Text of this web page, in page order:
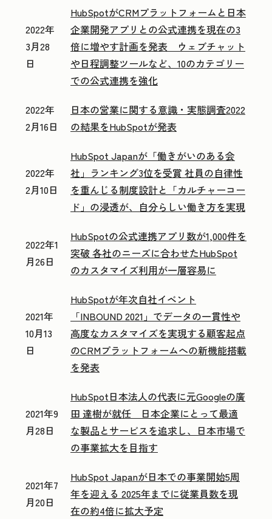
2022年
3月28
日
HubSpotがCRMプラットフォームと日本
企業開発アプリとの公式連携を現在の3
倍に増やす計画を発表 ウェブチャット
や日程調整ツールなど、10のカテゴリー
での公式連携を強化
2022年
2月16日
日本の営業に関する意識・実態調査2022
の結果をHubSpotが発表
2022年
2月10日
HubSpot Japanが「働きがいのある会
社」ランキング3位を受賞 社員の自律性
を重んじる制度設計と「カルチャーコー
ド」の浸透が、自分らしい働き方を実現
2022年1
月26日
HubSpotの公式連携アプリ数が1,000件を
突破 各社のニーズに合わせたHubSpot
のカスタマイズ利用が一層容易に
2021年
10月13
日
HubSpotが年次自社イベント
「INBOUND 2021」でデータの一貫性や
高度なカスタマイズを実現する顧客起点
のCRMプラットフォームへの新機能搭載
を発表
2021年9
月28日
HubSpot日本法人の代表に元Googleの廣
田 達樹が就任 日本企業にとって最適
な製品とサービスを追求し、日本市場で
の事業拡大を目指す
2021年7
月20日
HubSpot Japanが日本での事業開始5周
年を迎える 2025年までに従業員数を現
在の約4倍に拡大予定